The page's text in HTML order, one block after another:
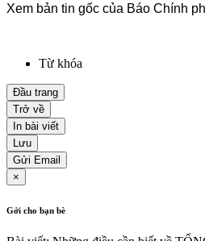
Xem bản tin gốc của Báo Chính
Từ khóa
Đầu trang
Trở về
In bài viết
Lưu
Gửi Email
×
Gởi cho bạn bè